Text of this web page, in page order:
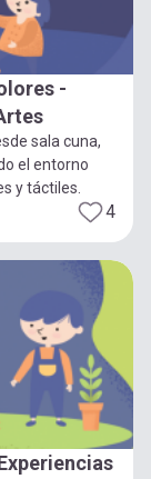
-
sala cuna,
el entorno
y táctiles.
4